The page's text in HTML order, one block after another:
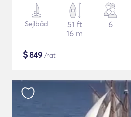
Sejlbåd
51 ft
16 m
6
$849 /nat